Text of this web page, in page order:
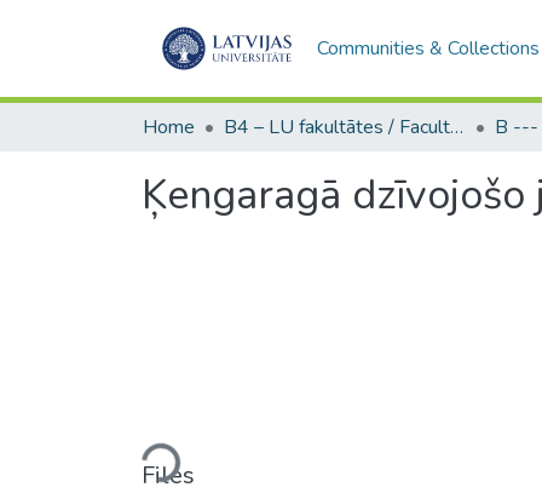
Communities & Collections
Home B4 – LU fakultātes / Faculties of the UL
Ķengaragā
Loading...
Files